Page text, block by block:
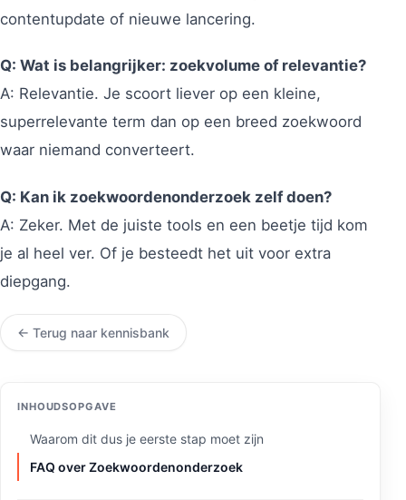
contentupdate of nieuwe lancering.
Q: Wat is belangrijker: zoekvolume of relevantie?
A: Relevantie. Je scoort liever op een kleine,
superrelevante term dan op een breed zoekwoord
waar niemand converteert.
Q: Kan ik zoekwoordenonderzoek zelf doen?
A: Zeker. Met de juiste tools en een beetje tijd kom
je al heel ver. Of je besteedt het uit voor extra
diepgang.
← Terug naar kennisbank
INHOUDSOPGAVE
Waarom dit dus je eerste stap moet zijn
FAQ over Zoekwoordenonderzoek